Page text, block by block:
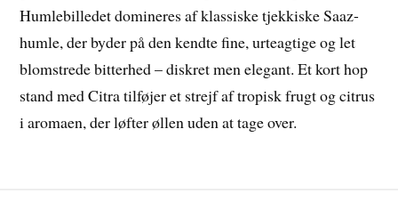
Humlebilledet domineres af klassiske tjekkiske Saaz-
humle, der byder på den kendte fine, urteagtige og let
blomstrede bitterhed – diskret men elegant. Et kort hop
stand med Citra tilføjer et strejf af tropisk frugt og citrus
i aromaen, der løfter øllen uden at tage over.